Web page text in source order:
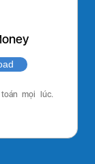
mọi lúc.